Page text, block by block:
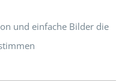
und einfache Bilder die